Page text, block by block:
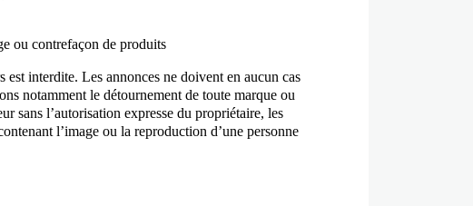
ou contrefaçon de produits
interdite. Les annonces ne doivent en aucun cas
notamment le détournement de toute marque ou
sans l’autorisation expresse du propriétaire, les
l’image ou la reproduction d’une personne